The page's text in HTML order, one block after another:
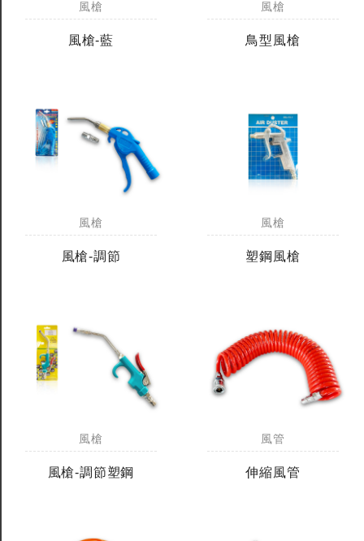
風槍
風槍-藍
風槍
鳥型風槍
風槍
風槍-調節
風槍
塑鋼風槍
風槍
風槍-調節塑鋼
風管
伸縮風管